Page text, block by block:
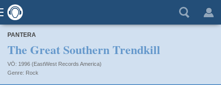
PANTERA
The Great Southern Trendkill
VÖ: 1996 (EastWest Records America)
Rock